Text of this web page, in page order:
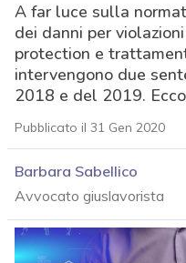
A far luce sulla
dei danni per
protection e
intervengono due
2018 e del 2019.
Pubblicato il 31 Gen 2020
Barbara Sabellico
Avvocato giuslavorista